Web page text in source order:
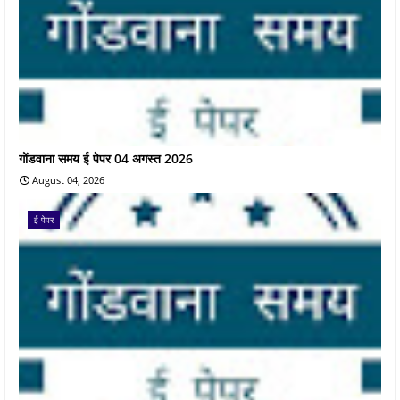
गोंडवाना समय ई पेपर 04 अगस्त 2026
August 04, 2026
ई-पेपर